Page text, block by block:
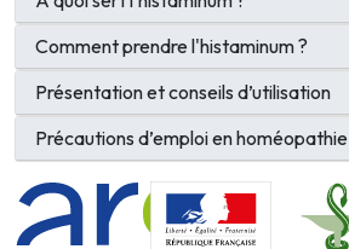
Comment prendre l'histaminum ?
Présentation et conseils d’utilisation
Précautions d’emploi en homéopathie